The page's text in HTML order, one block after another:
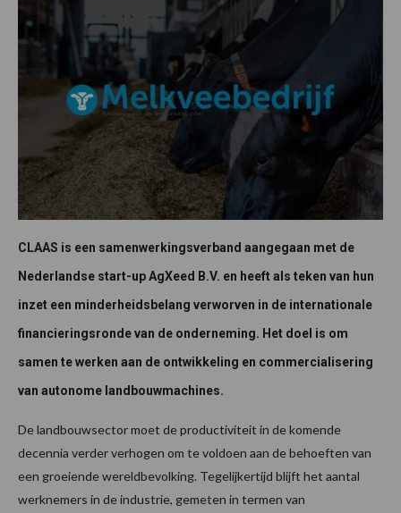
CLAAS is een samenwerkingsverband aangegaan met de
Nederlandse start-up AgXeed B.V. en heeft als teken van hun
inzet een minderheidsbelang verworven in de internationale
financieringsronde van de onderneming. Het doel is om
samen te werken aan de ontwikkeling en commercialisering
van autonome landbouwmachines.
De landbouwsector moet de productiviteit in de komende
decennia verder verhogen om te voldoen aan de behoeften van
een groeiende wereldbevolking. Tegelijkertijd blijft het aantal
werknemers in de industrie, gemeten in termen van